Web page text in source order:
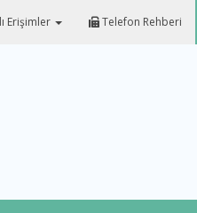
Erişimler Telefon Rehberi